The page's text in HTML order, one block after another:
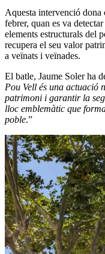
Aquesta intervenció
febrer, quan es va
elements estructurals del
recupera el seu valor
a veïnats i veïnades.
El batle, Jaume Soler ha
Pou Vell és una actuació
patrimoni i garantir la
lloc emblemàtic que
poble.”